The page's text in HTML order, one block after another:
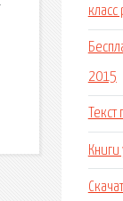
класс
2015